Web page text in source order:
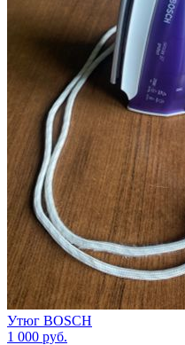
Утюг BOSCH
1 000 руб.